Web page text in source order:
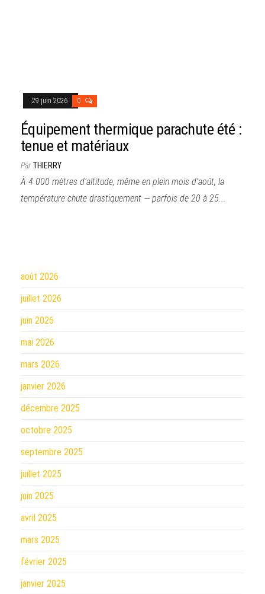
29 juin 2026 0
Équipement thermique parachute été :
tenue et matériaux
ParTHIERRY
À 4 000 mètres d’altitude, même en plein mois d’août, la
température chute drastiquement — parfois de 20 à 25...
août 2026
juillet 2026
juin 2026
mai 2026
mars 2026
janvier 2026
décembre 2025
octobre 2025
septembre 2025
juillet 2025
juin 2025
avril 2025
mars 2025
février 2025
janvier 2025